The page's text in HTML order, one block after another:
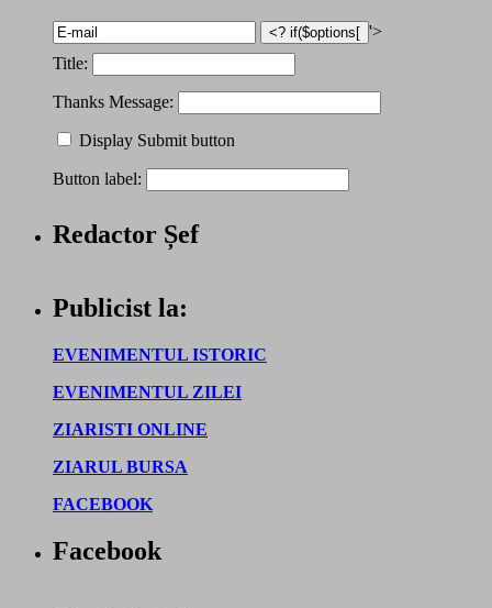
'>
Title:
Thanks Message:
Display Submit button
Button label:
Redactor Șef
Publicist la:
EVENIMENTUL ISTORIC
EVENIMENTUL ZILEI
ZIARISTI ONLINE
ZIARUL BURSA
FACEBOOK
Facebook